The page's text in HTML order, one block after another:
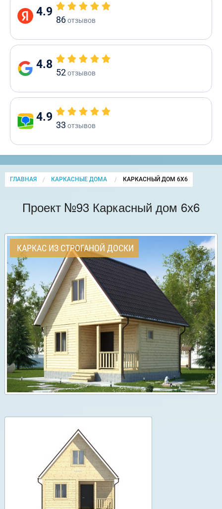
4.9
86отзывов
4.8
52отзывов
4.9
33 отзывов
ГЛАВНАЯ КАРКАСНЫЕ ДОМА CURRENT:
КАРКАСНЫЙ ДОМ 6Х6
Проект №93 Каркасный дом 6х6
КАРКАС ИЗ СТРОГАНОЙ ДОСКИ